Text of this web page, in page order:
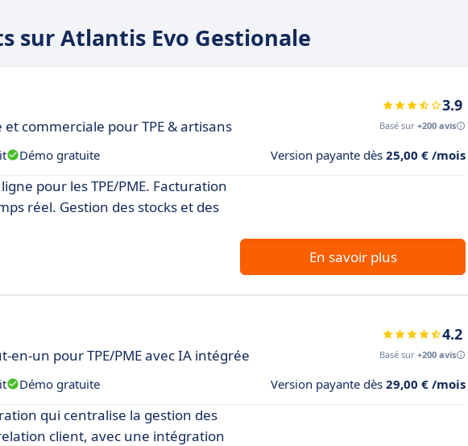
sur Atlantis Evo Gestionale
commerciale pour TPE & artisans
3.9
Basé sur +200 avis
Démo gratuite Version payante dès 25,00 € /mois
pour les TPE/PME. Facturation
réel. Gestion des stocks et des
En savoir plus
en-un pour TPE/PME avec IA intégrée
4.2
Basé sur +200 avis
Démo gratuite Version payante dès 29,00 € /mois
qui centralise la gestion des
client, avec une intégration